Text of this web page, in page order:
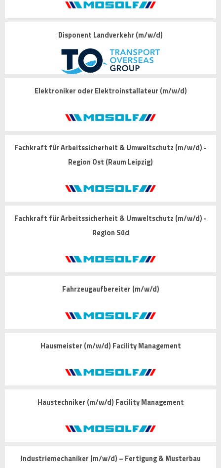
Disponent Landverkehr (m/w/d)
Elektroniker oder Elektroinstallateur (m/w/d)
Fachkraft für Arbeitssicherheit & Umweltschutz (m/w/d) -
Region Ost (Raum Leipzig)
Fachkraft für Arbeitssicherheit & Umweltschutz (m/w/d) -
Region Süd
Fahrzeugaufbereiter (m/w/d)
Hausmeister (m/w/d) Facility Management
Haustechniker (m/w/d) Facility Management
Industriemechaniker (m/w/d) – Fertigung & Musterbau